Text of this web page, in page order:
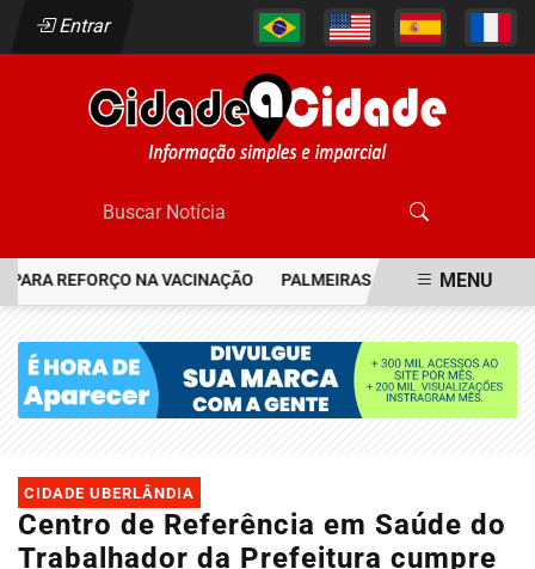
Entrar
REFORÇO NA VACINAÇÃO PALMEIRAS RESGATA JOIA DO
MENU
CIDADE UBERLÂNDIA
Centro de Referência em Saúde do
Trabalhador da Prefeitura cumpre